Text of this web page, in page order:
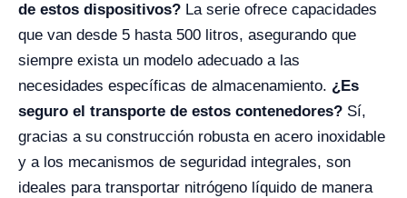
de estos dispositivos? La serie ofrece capacidades
que van desde 5 hasta 500 litros, asegurando que
siempre exista un modelo adecuado a las
necesidades específicas de almacenamiento. ¿Es
seguro el transporte de estos contenedores? Sí,
gracias a su construcción robusta en acero inoxidable
y a los mecanismos de seguridad integrales, son
ideales para transportar nitrógeno líquido de manera